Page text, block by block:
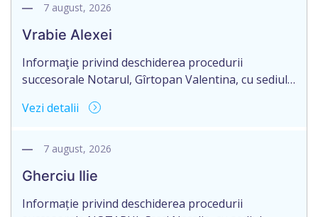
7 august, 2026
Vrabie Alexei
Informaţie privind deschiderea procedurii
succesorale Notarul, Gîrtopan Valentina, cu sediul
65/6, R. Moldova, anunţă despre deschiderea
Alexei, născut la 22.11.1971, numărul de identificare
certificatului de moştenitor este planificată în
prealabil pentru data de 01.10.2026. […]
Vezi detalii
7 august, 2026
Gherciu Ilie
Informație privind deschiderea procedurii